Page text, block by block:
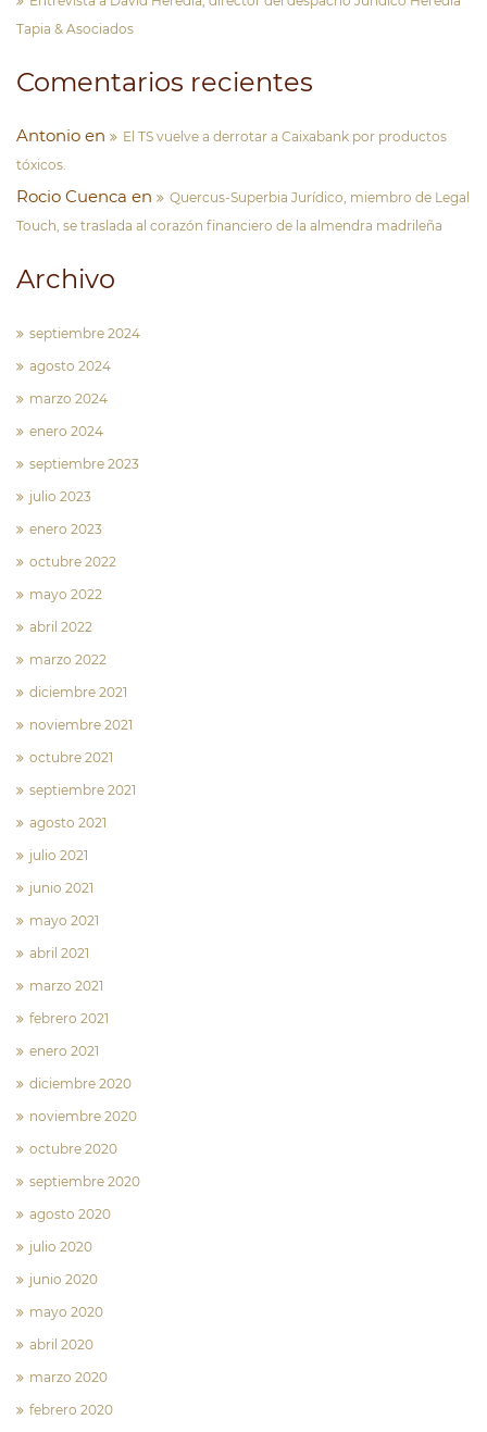
Tapia & Asociados
Comentarios recientes
Antonio en
El TS vuelve a derrotar a Caixabank por productos
tóxicos.
Rocio Cuenca en
Quercus-Superbia Jurídico, miembro de Legal
Touch, se traslada al corazón financiero de la almendra madrileña
Archivo
septiembre 2024
agosto 2024
marzo 2024
enero 2024
septiembre 2023
julio 2023
enero 2023
octubre 2022
mayo 2022
abril 2022
marzo 2022
diciembre 2021
noviembre 2021
octubre 2021
septiembre 2021
agosto 2021
julio 2021
junio 2021
mayo 2021
abril 2021
marzo 2021
febrero 2021
enero 2021
diciembre 2020
noviembre 2020
octubre 2020
septiembre 2020
agosto 2020
julio 2020
junio 2020
mayo 2020
abril 2020
marzo 2020
febrero 2020